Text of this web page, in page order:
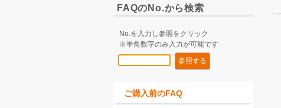
FAQのNo.から検索
No.を入力し参照をクリック
※半角数字のみ入力が可能です
ご購入前のFAQ